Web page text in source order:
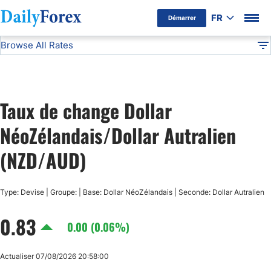
Démarrer FR
Avertissement Publicitaire
Browse All Rates
USD/JPY
GBP/USD
USD/CAD
AUD/USD
Taux de change Dollar
NéoZélandais/Dollar Autralien
(NZD/AUD)
Type: Devise | Groupe: | Base: Dollar NéoZélandais | Seconde: Dollar Autralien
0.83 0.00 (0.06%)
Actualiser 07/08/2026 20:58:00